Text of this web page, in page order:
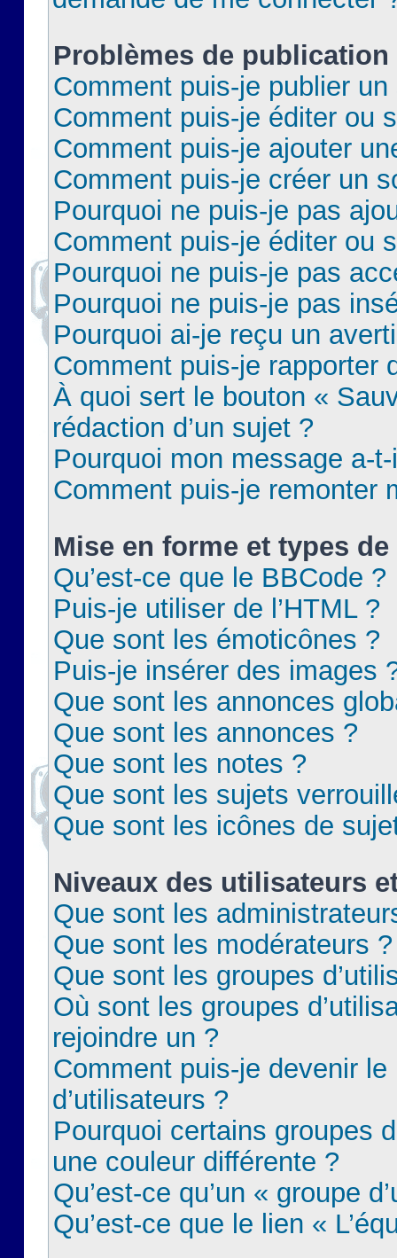
Problèmes de publication
Comment puis-je publier
Comment puis-je éditer ou
Comment puis-je ajouter
Comment puis-je créer un
Pourquoi ne puis-je pas
Comment puis-je éditer ou
Pourquoi ne puis-je pas
Pourquoi ne puis-je pas
Pourquoi ai-je reçu un
Comment puis-je rapporter
À quoi sert le bouton «
rédaction d’un sujet ?
Pourquoi mon message a-
Comment puis-je remonter
Mise en forme et types
Qu’est-ce que le BBCode ?
Puis-je utiliser de l’HTML ?
Que sont les émoticônes ?
Puis-je insérer des images
Que sont les annonces
Que sont les annonces ?
Que sont les notes ?
Que sont les sujets
Que sont les icônes de
Niveaux des utilisateurs
Que sont les
Que sont les modérateurs ?
Que sont les groupes
Où sont les groupes
rejoindre un ?
Comment puis-je devenir le
d’utilisateurs ?
Pourquoi certains groupes
une couleur différente ?
Qu’est-ce qu’un « groupe
Qu’est-ce que le lien «